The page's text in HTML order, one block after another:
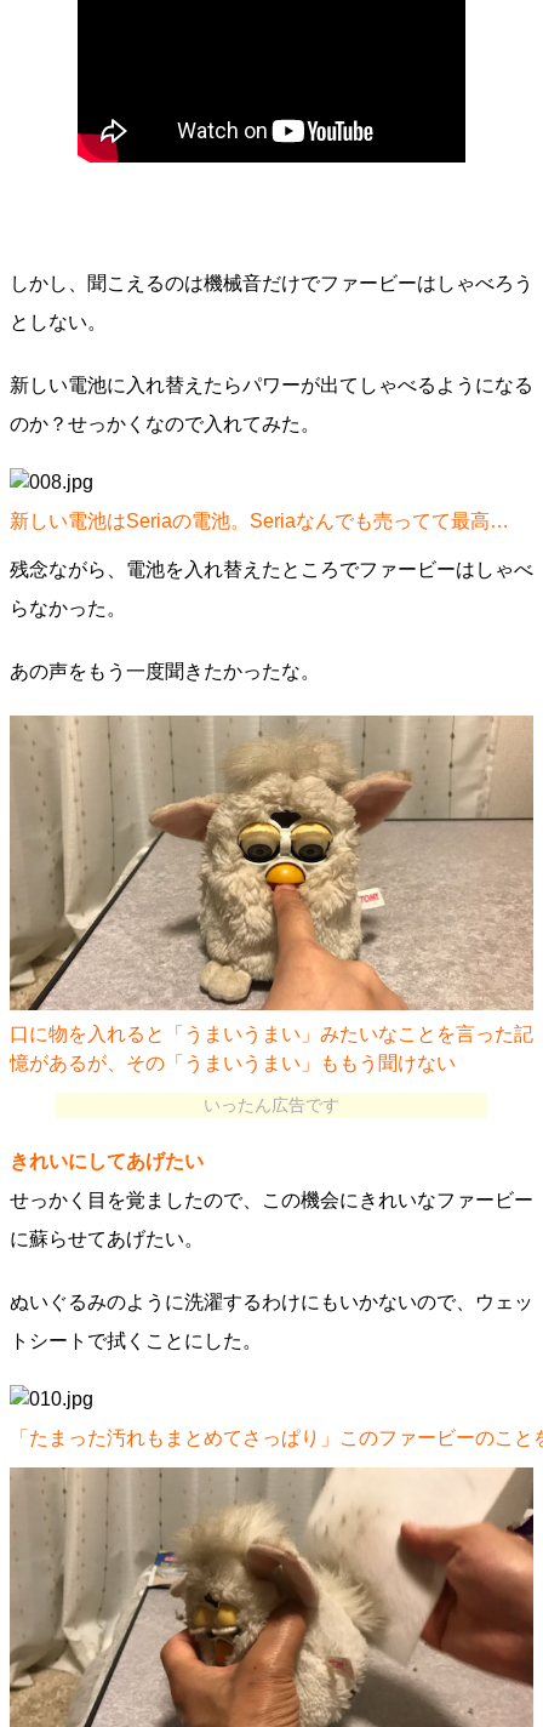
しかし、聞こえるのは機械音だけでファービーはしゃべろう
としない。
新しい電池に入れ替えたらパワーが出てしゃべるようになる
のか？せっかくなので入れてみた。
新しい電池はSeriaの電池。Seriaなんでも売ってて最高…
残念ながら、電池を入れ替えたところでファービーはしゃべ
らなかった。
あの声をもう一度聞きたかったな。
口に物を入れると「うまいうまい」みたいなことを言った記
憶があるが、その「うまいうまい」ももう聞けない
いったん広告です
きれいにしてあげたい
せっかく目を覚ましたので、この機会にきれいなファービー
に蘇らせてあげたい。
ぬいぐるみのように洗濯するわけにもいかないので、ウェッ
トシートで拭くことにした。
「たまった汚れもまとめてさっぱり」このファービーのこ